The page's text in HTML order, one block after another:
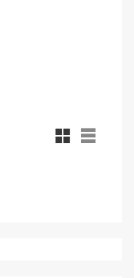
Rutnätsvy
Listvy